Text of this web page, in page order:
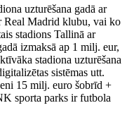
uzturēšana gadā ar
Real Madrid klubu, vai ko
stadions Tallinā ar
izmaksā ap 1 milj. eur,
stadiona uzturēšana
sistēmas utt.
15 milj. euro šobrīd +
sporta parks ir futbola